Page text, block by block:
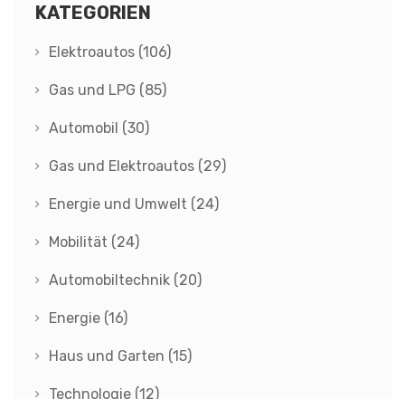
KATEGORIEN
Elektroautos (106)
Gas und LPG (85)
Automobil (30)
Gas und Elektroautos (29)
Energie und Umwelt (24)
Mobilität (24)
Automobiltechnik (20)
Energie (16)
Haus und Garten (15)
Technologie (12)